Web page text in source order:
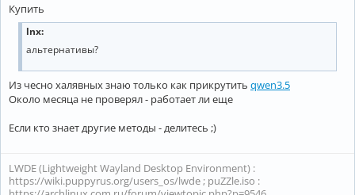
Купить
lnx:
альтернативы?
Из чесно халявных знаю только как прикрутить qwen3.5
Около месяца не проверял - работает ли еще
Если кто знает другие методы - делитесь ;)
LWDE (Lightweight Wayland Desktop Environment) :
https://wiki.puppyrus.org/users_os/lwde ; puZZle.iso :